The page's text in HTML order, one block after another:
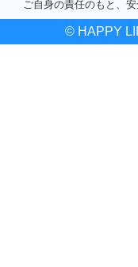
ご自身の責任のもと、
© HAPPY